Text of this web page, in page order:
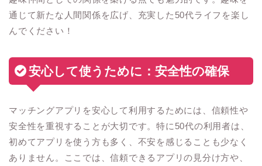
通じて新たな人間関係を広げ、充実した50代ライフを楽し
んでください！
安心して使うために：安全性の確保
マッチングアプリを安心して利用するためには、信頼性や
安全性を重視することが大切です。特に50代の利用者は、
初めてアプリを使う方も多く、不安を感じることも少なく
ありません。ここでは、信頼できるアプリの見分け方や、